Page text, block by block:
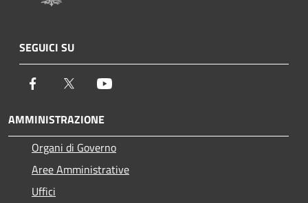
SEGUICI SU
Facebook Twitter
AMMINISTRAZIONE
Organi di Governo
Aree Amministrative
Uffici